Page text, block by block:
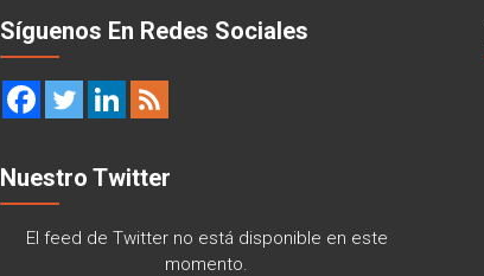
Síguenos En Redes Sociales
Nuestro Twitter
El feed de Twitter no está disponible en este
momento.